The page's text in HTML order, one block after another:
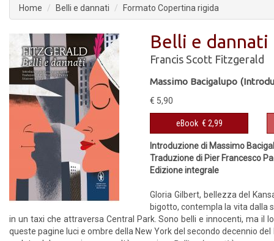
Home Belli e dannati Formato Copertina rigida
Belli e dannati
Francis Scott Fitzgerald
Massimo Bacigalupo
€ 5,90
eBook € 2,99
Introduzione di Massimo
Traduzione di Pier Francesco
Edizione integrale
Gloria Gilbert, bellezza del
bigotto, contempla la vita dalla
in un taxi che attraversa Central Park. Sono belli e innocenti, ma il
queste pagine luci e ombre della New York del secondo decennio